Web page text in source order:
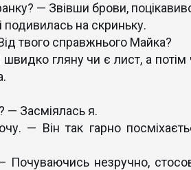
— Звівши брови,
на скриньку.
твого справжнього Майка?
гляну чи є лист, а потім
— Засміялась я.
— Він так гарно
незручно,